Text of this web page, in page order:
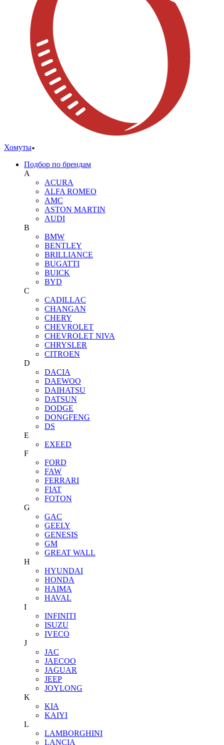
Хомуты
Подбор по брендам
A
ACURA
ALFA ROMEO
AMC
ASTON MARTIN
AUDI
B
BMW
BENTLEY
BRILLIANCE
BUGATTI
BUICK
BYD
C
CADILLAC
CHANGAN
CHERY
CHEVROLET
CHEVROLET NIVA
CHRYSLER
CITROEN
D
DACIA
DAEWOO
DAIHATSU
DATSUN
DODGE
DONGFENG
DS
E
EXEED
F
FORD
FAW
FERRARI
FIAT
FOTON
G
GAC
GEELY
GENESIS
GM
GREAT WALL
H
HYUNDAI
HONDA
HAIMA
HAVAL
I
INFINITI
ISUZU
IVECO
J
JAC
JAECOO
JAGUAR
JEEP
JOYLONG
K
KIA
KAIYI
L
LAMBORGHINI
LANCIA